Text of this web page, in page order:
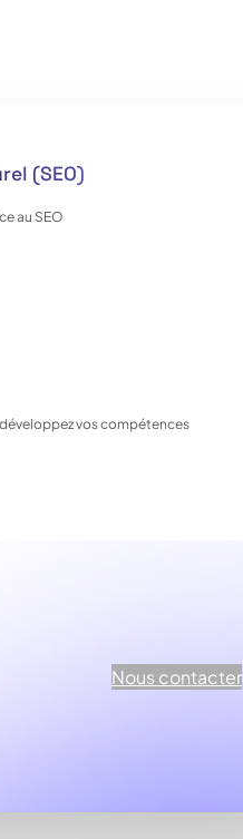
(SEO)
au SEO
vos compétences
Nous contacter